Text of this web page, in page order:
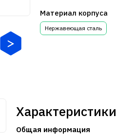
Материал корпуса
Нержавеющая сталь
Характеристики
Общая информация